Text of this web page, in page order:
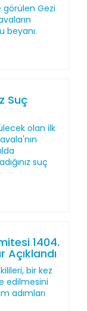
görülen Gezi
beyanı.
Suç
olan ilk
suç
1404.
Açıklandı
bir kez
edilmesini
adımları